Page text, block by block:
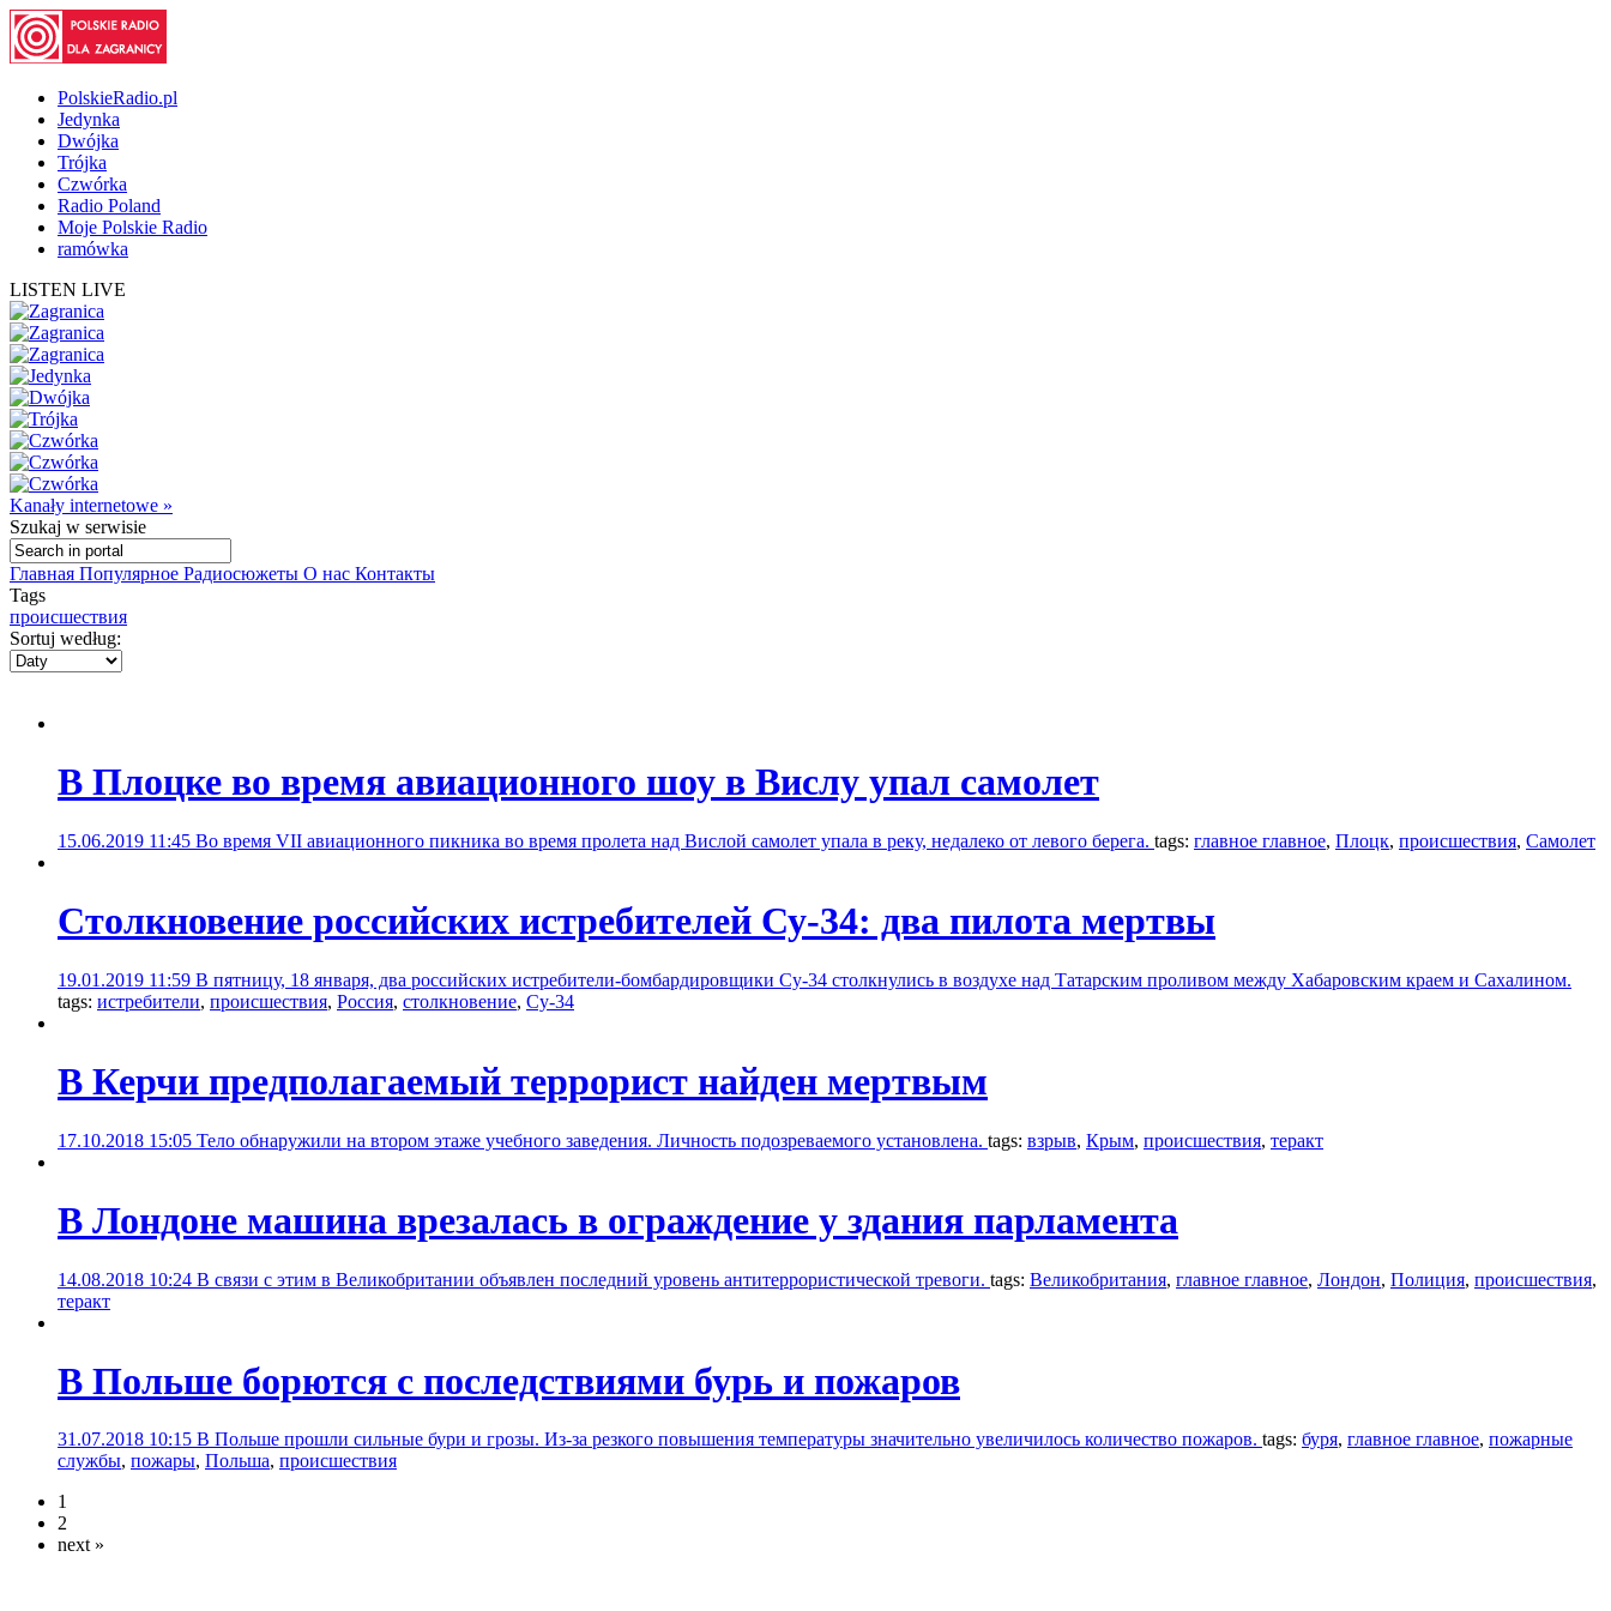
PolskieRadio.pl
Jedynka
Dwójka
Trójka
Czwórka
Radio Poland
Moje Polskie Radio
ramówka
LISTEN LIVE
Kanały internetowe »
Szukaj w serwisie
Главная Популярное Радиосюжеты О нас Контакты
Tags
происшествия
Sortuj według:
В Плоцке во время авиационного шоу в Вислу упал самолет
15.06.2019 11:45 Во время VII авиационного пикника во время пролета над Вислой самолет упала в реку, недалеко от левого берега. tags: главное главное, Плоцк, происшествия, Самолет
Столкновение российских истребителей Су-34: два пилота мертвы
19.01.2019 11:59 В пятницу, 18 января, два российских истребители-бомбардировщики Су-34 столкнулись в воздухе над Татарским проливом между Хабаровским краем и Сахалином.
tags: истребители, происшествия, Россия, столкновение, Су-34
В Керчи предполагаемый террорист найден мертвым
17.10.2018 15:05 Тело обнаружили на втором этаже учебного заведения. Личность подозреваемого установлена. tags: взрыв, Крым, происшествия, теракт
В Лондоне машина врезалась в ограждение у здания парламента
14.08.2018 10:24 В связи с этим в Великобритании объявлен последний уровень антитеррористической тревоги. tags: Великобритания, главное главное, Лондон, Полиция, происшествия,
теракт
В Польше борются с последствиями бурь и пожаров
31.07.2018 10:15 В Польше прошли сильные бури и грозы. Из-за резкого повышения температуры значительно увеличилось количество пожаров. tags: буря, главное главное, пожарные
службы, пожары, Польша, происшествия
1
2
next »